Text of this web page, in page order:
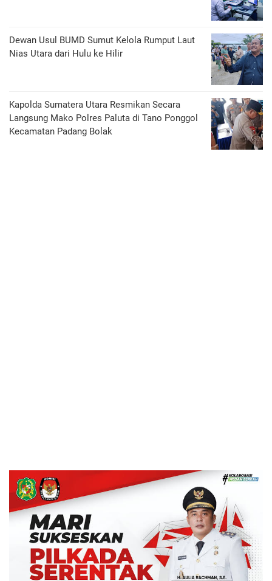
Dewan Usul BUMD Sumut Kelola Rumput Laut
Nias Utara dari Hulu ke Hilir
Kapolda Sumatera Utara Resmikan Secara
Langsung Mako Polres Paluta di Tano Ponggol
Kecamatan Padang Bolak